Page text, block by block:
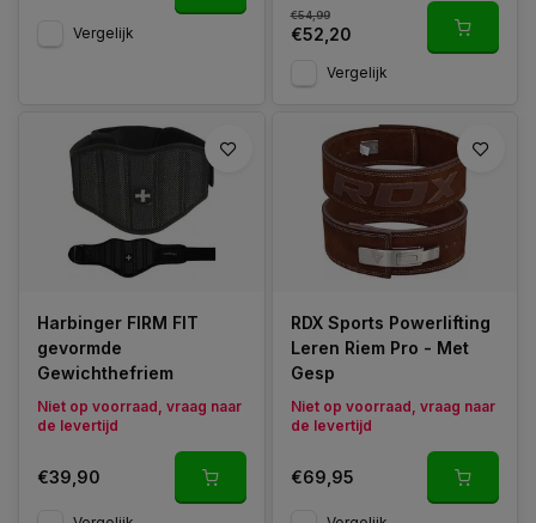
Vergelijk
€54,99
€52,20
Vergelijk
Harbinger FIRM FIT
gevormde
Gewichthefriem
Niet op voorraad, vraag naar
de levertijd
€39,90
RDX Sports Powerlifting
Leren Riem Pro - Met
Gesp
Niet op voorraad, vraag naar
de levertijd
€69,95